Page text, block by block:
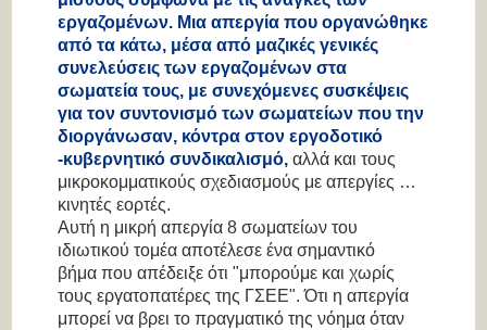
εργαζομένων. Μια απεργία που οργανώθηκε
από τα κάτω, μέσα από μαζικές γενικές
συνελεύσεις των εργαζομένων στα
σωματεία τους, με συνεχόμενες συσκέψεις
για τον συντονισμό των σωματείων που την
διοργάνωσαν, κόντρα στον εργοδοτικό
-κυβερνητικό συνδικαλισμό, αλλά και τους
μικροκομματικούς σχεδιασμούς με απεργίες …
κινητές εορτές.
Αυτή η μικρή απεργία 8 σωματείων του
ιδιωτικού τομέα αποτέλεσε ένα σημαντικό
βήμα που απέδειξε ότι "μπορούμε και χωρίς
τους εργατοπατέρες της ΓΣΕΕ". Ότι η απεργία
μπορεί να βρει το πραγματικό της νόημα όταν